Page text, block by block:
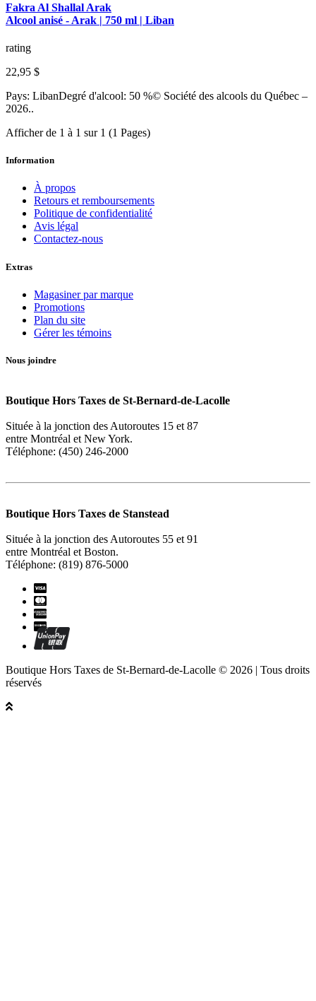
Fakra Al Shallal Arak
Alcool anisé - Arak | 750 ml | Liban
rating
22,95 $
Pays: LibanDegré d'alcool: 50 %© Société des alcools du Québec –
2026..
Afficher de 1 à 1 sur 1 (1 Pages)
Information
À propos
Retours et remboursements
Politique de confidentialité
Avis légal
Contactez-nous
Extras
Magasiner par marque
Promotions
Plan du site
Gérer les témoins
Nous joindre
Boutique Hors Taxes de St-Bernard-de-Lacolle
Située à la jonction des Autoroutes 15 et 87
entre Montréal et New York.
Téléphone: (450) 246-2000
Boutique Hors Taxes de Stanstead
Située à la jonction des Autoroutes 55 et 91
entre Montréal et Boston.
Téléphone: (819) 876-5000
Boutique Hors Taxes de St-Bernard-de-Lacolle © 2026 | Tous droits
réservés